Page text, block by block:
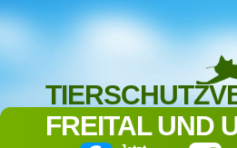
FREITAL UND